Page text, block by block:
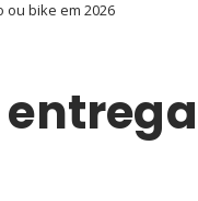
ou bike em 2026